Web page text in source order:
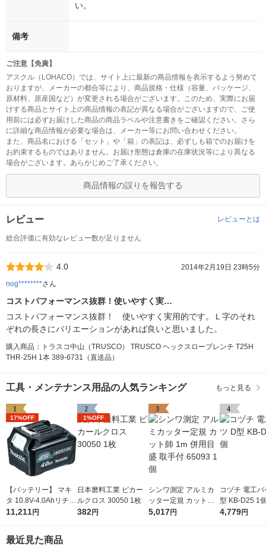
い。
備考
ご注意【免責】
アスクル（LOHACO）では、サイト上に最新の商品情報を表示するよう努めて
おりますが、メーカーの都合等により、商品規格・仕様（容量、パッケージ、
原材料、原産国など）が変更される場合がございます。このため、実際にお届
けする商品とサイト上の商品情報の表記が異なる場合がございますので、ご使
用前には必ずお届けした商品の商品ラベルや注意書きをご確認ください。さら
に詳細な商品情報が必要な場合は、メーカー等にお問い合わせください。
また、商品名における「セット」や「箱」の表記は、必ずしも箱でのお届けを
お約束するものではありません。お届け形態は倉庫の在庫状況等により異なる
場合がございます。あらかじめご了承ください。
商品情報の誤りを報告する
レビュー レビューとは
総合評価に有効なレビュー数が足りません
4.0
2014年2月19日 23時5分
nog********さん
コストパフォーマンス抜群！使いやすく実…
コストパフォーマンス抜群！ 使いやすく実用的です。Ｌ字のそれ
ぞれの長さにバリエーションがあれば良いと思いました。
購入商品：トラスコ中山（TRUSCO） TRUSCO ヘックスローブレンチ T25H
THR-25H 1本 389-6731（直送品）
工具・メンテナンス用品の人気ランキング もっと見る
1
17%OFF
【バッテリー】 マキ
タ 10.8V-4.0Ahリチウ
ムイオンバッテリ A-5
11,211円
2
1%OFF
日本磨料工業 ピカー
ルクロス 30050 1枚
382円
3
シンワ測定 アルミカ
ッター定規 カット師
1m 併用目盛 取手付 6
5,017円
4
コヅチ 電工
型 KB-D25 1
4,779円
最近見た商品